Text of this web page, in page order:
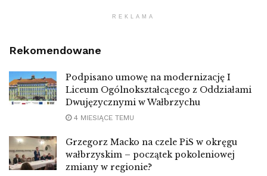
REKLAMA
Rekomendowane
Podpisano umowę na modernizację I
Liceum Ogólnokształcącego z Oddziałami
Dwujęzycznymi w Wałbrzychu
4 MIESIĄCE TEMU
Grzegorz Macko na czele PiS w okręgu
wałbrzyskim – początek pokoleniowej
zmiany w regionie?